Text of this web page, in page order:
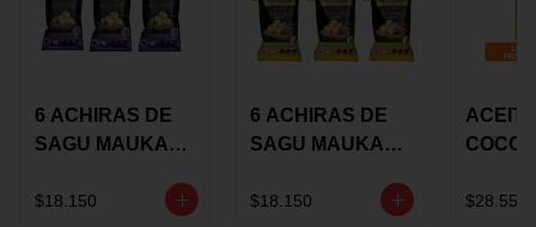
6 ACHIRAS DE
SAGU MAUKA
$18.150
6 ACHIRAS DE
SAGU MAUKA
GRS
$18.150
COCO
150G
$28.550